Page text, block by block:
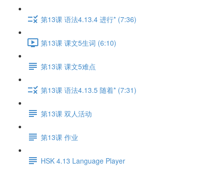
第13课 语法4.13.4 进行* (7:36)
第13课 课文5生词 (6:10)
第13课 课文5难点
第13课 语法4.13.5 随着* (7:31)
第13课 双人活动
第13课 作业
HSK 4.13 Language Player